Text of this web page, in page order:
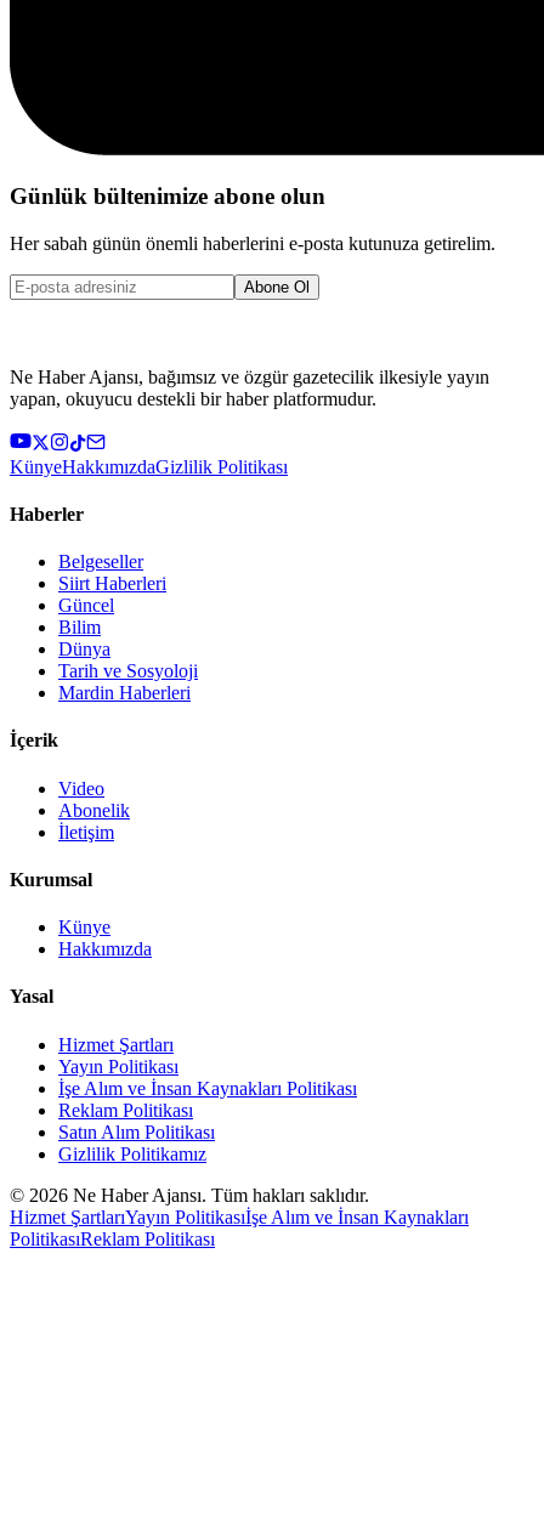
Günlük bültenimize abone olun
Her sabah günün önemli haberlerini e-posta kutunuza getirelim.
Abone Ol
Ne Haber Ajansı, bağımsız ve özgür gazetecilik ilkesiyle yayın
yapan, okuyucu destekli bir haber platformudur.
KünyeHakkımızdaGizlilik Politikası
Haberler
Belgeseller
Siirt Haberleri
Güncel
Bilim
Dünya
Tarih ve Sosyoloji
Mardin Haberleri
İçerik
Video
Abonelik
İletişim
Kurumsal
Künye
Hakkımızda
Yasal
Hizmet Şartları
Yayın Politikası
İşe Alım ve İnsan Kaynakları Politikası
Reklam Politikası
Satın Alım Politikası
Gizlilik Politikamız
© 2026 Ne Haber Ajansı. Tüm hakları saklıdır.
Hizmet ŞartlarıYayın Politikasıİşe Alım ve İnsan Kaynakları
PolitikasıReklam Politikası